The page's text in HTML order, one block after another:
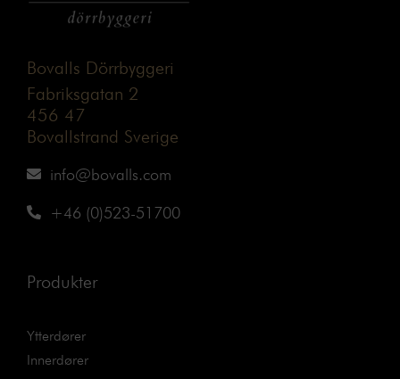
Bovalls Dörrbyggeri
Fabriksgatan 2
456 47
Bovallstrand Sverige
info@bovalls.com
+46 (0)523-51700
Produkter
Ytterdører
Innerdører